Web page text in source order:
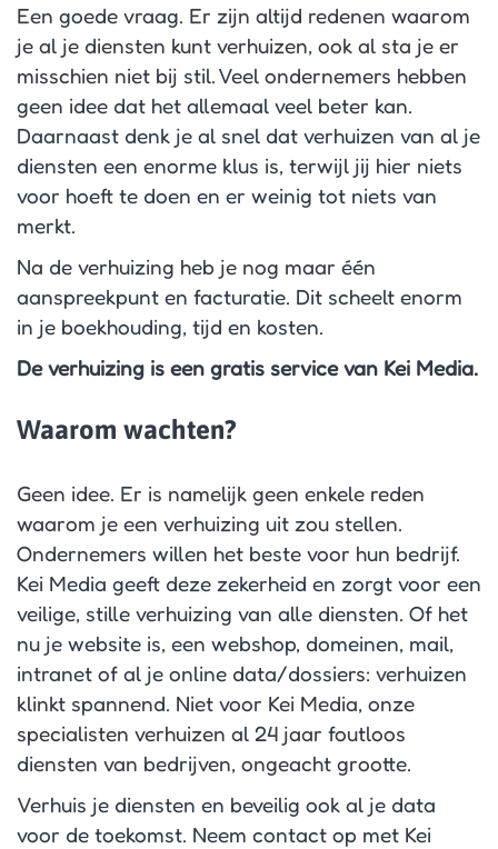
Een goede vraag. Er zijn altijd redenen waarom
je al je diensten kunt verhuizen, ook al sta je er
misschien niet bij stil. Veel ondernemers hebben
geen idee dat het allemaal veel beter kan.
Daarnaast denk je al snel dat verhuizen van al je
diensten een enorme klus is, terwijl jij hier niets
voor hoeft te doen en er weinig tot niets van
merkt.
Na de verhuizing heb je nog maar één
aanspreekpunt en facturatie. Dit scheelt enorm
in je boekhouding, tijd en kosten.
De verhuizing is een gratis service van Kei Media.
Waarom wachten?
Geen idee. Er is namelijk geen enkele reden
waarom je een verhuizing uit zou stellen.
Ondernemers willen het beste voor hun bedrijf.
Kei Media geeft deze zekerheid en zorgt voor een
veilige, stille verhuizing van alle diensten. Of het
nu je website is, een webshop, domeinen, mail,
intranet of al je online data/dossiers: verhuizen
klinkt spannend. Niet voor Kei Media, onze
specialisten verhuizen al 24 jaar foutloos
diensten van bedrijven, ongeacht grootte.
Verhuis je diensten en beveilig ook al je data
voor de toekomst. Neem contact op met Kei